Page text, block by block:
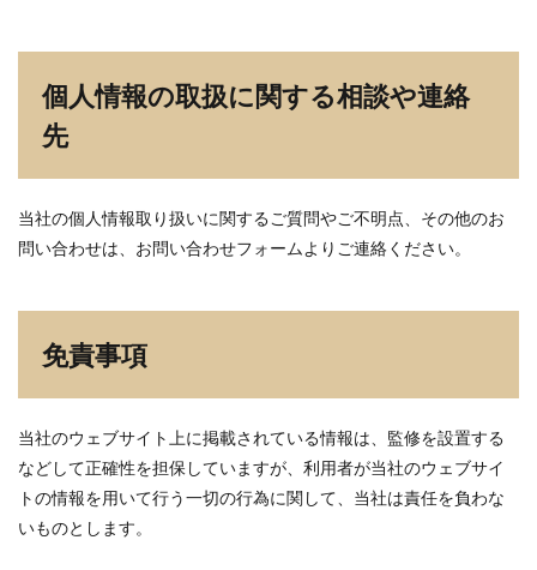
個人情報の取扱に関する相談や連絡
先
当社の個人情報取り扱いに関するご質問やご不明点、その他のお
問い合わせは、お問い合わせフォームよりご連絡ください。
免責事項
当社のウェブサイト上に掲載されている情報は、監修を設置する
などして正確性を担保していますが、利用者が当社のウェブサイ
トの情報を用いて行う一切の行為に関して、当社は責任を負わな
いものとします。